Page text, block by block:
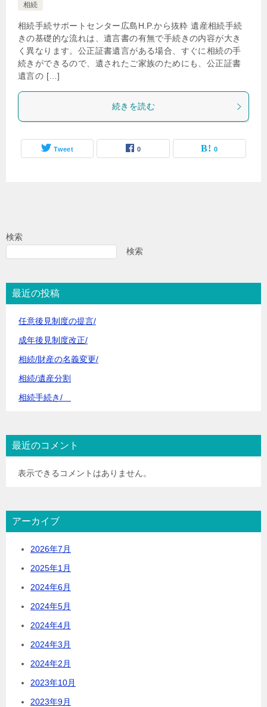
相続
相続手続サポートセンター広島H.P.から抜粋 遺産相続手続
きの基礎的な流れは、遺言書の有無で手続きの内容が大き
く異なります。公正証書遺言がある場合、すぐに相続の手
続きができるので、遺されたご家族のためにも、公正証書
遺言の […]
続きを読む
Tweet 0 0
検索
検索
最近の投稿
任意後見制度の提言/
成年後見制度改正/
相続/財産の名義変更/
相続/遺産分割
相続手続き/
最近のコメント
表示できるコメントはありません。
アーカイブ
2026年7月
2025年1月
2024年6月
2024年5月
2024年4月
2024年3月
2024年2月
2023年10月
2023年9月